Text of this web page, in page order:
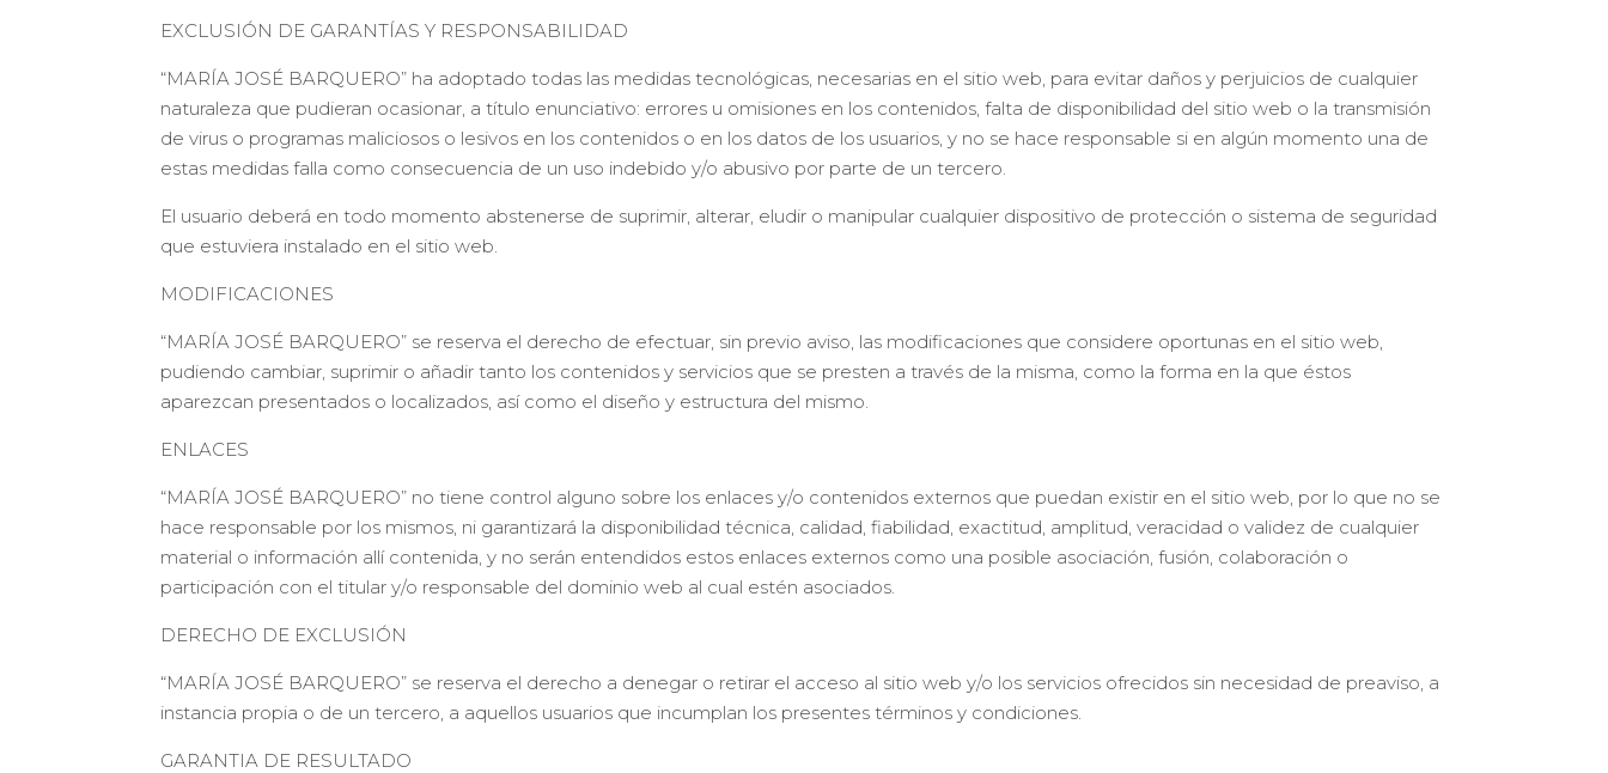
EXCLUSIÓN DE GARANTÍAS Y RESPONSABILIDAD
“MARÍA JOSÉ BARQUERO” ha adoptado todas las medidas tecnológicas, necesarias en el sitio web, para evitar daños y perjuicios de cualquier
naturaleza que pudieran ocasionar, a título enunciativo: errores u omisiones en los contenidos, falta de disponibilidad del sitio web o la transmisión
de virus o programas maliciosos o lesivos en los contenidos o en los datos de los usuarios, y no se hace responsable si en algún momento una de
estas medidas falla como consecuencia de un uso indebido y/o abusivo por parte de un tercero.
El usuario deberá en todo momento abstenerse de suprimir, alterar, eludir o manipular cualquier dispositivo de protección o sistema de seguridad
que estuviera instalado en el sitio web.
MODIFICACIONES
“MARÍA JOSÉ BARQUERO” se reserva el derecho de efectuar, sin previo aviso, las modificaciones que considere oportunas en el sitio web,
pudiendo cambiar, suprimir o añadir tanto los contenidos y servicios que se presten a través de la misma, como la forma en la que éstos
aparezcan presentados o localizados, así como el diseño y estructura del mismo.
ENLACES
“MARÍA JOSÉ BARQUERO” no tiene control alguno sobre los enlaces y/o contenidos externos que puedan existir en el sitio web, por lo que no se
hace responsable por los mismos, ni garantizará la disponibilidad técnica, calidad, fiabilidad, exactitud, amplitud, veracidad o validez de cualquier
material o información allí contenida, y no serán entendidos estos enlaces externos como una posible asociación, fusión, colaboración o
participación con el titular y/o responsable del dominio web al cual estén asociados.
DERECHO DE EXCLUSIÓN
“MARÍA JOSÉ BARQUERO” se reserva el derecho a denegar o retirar el acceso al sitio web y/o los servicios ofrecidos sin necesidad de preaviso, a
instancia propia o de un tercero, a aquellos usuarios que incumplan los presentes términos y condiciones.
GARANTIA DE RESULTADO